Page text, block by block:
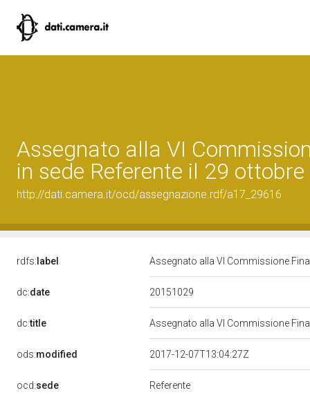
Assegnato alla VI
in sede Referente il 29
http://dati.camera.it/ocd/assegnazione.rdf/a17_29616
rdfs: label Assegnato alla VI Commissione
dc:date 20151029
dc:title Assegnato alla VI Commissione
ods:modified 2017-12-07T13:04:27Z
ocd:sede Referente